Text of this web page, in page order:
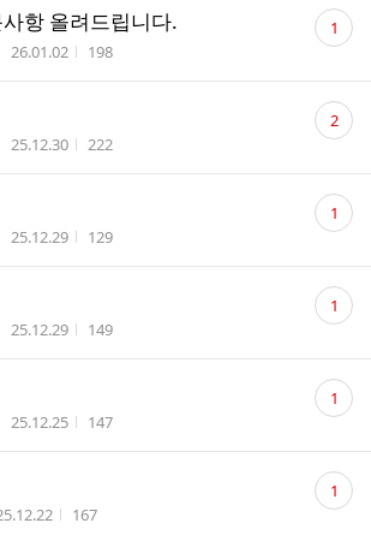
항 올려드립니다.
작성시간
26.01.02 조회수
198
댓
글 1
작성시간
25.12.30 조회수
222
댓
글 2
작성시간
25.12.29 조회수
129
댓
글 1
작성시간
25.12.29 조회수
149
댓
글 1
작성시간
25.12.25 조회수
147
댓
글 1
성시간 조회수
167
댓
글 1